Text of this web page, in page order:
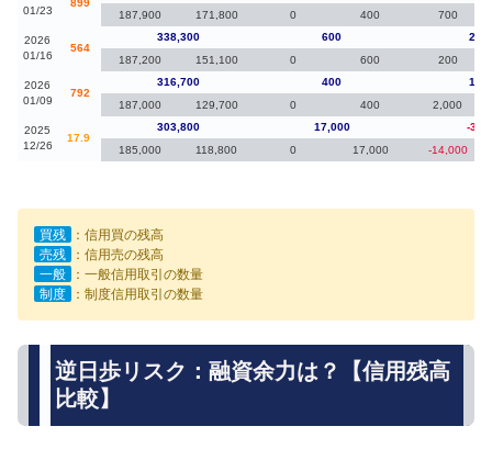
01/23
899
187,900
171,800 0 400 700
2026
01/16
564
338,300 600
187,200
151,100 0 600 200
2026
01/09
792
316,700 400
187,000
129,700 0 400 2,000
2025
12/26
17.9
303,800 17,000
-
185,000
118,800 0 17,000 -14,000
買残
：信用買の残高
売残
：信用売の残高
一般
：一般信用取引の数量
制度
：制度信用取引の数量
逆日歩リスク：融資余力は？【信用残高
比較】